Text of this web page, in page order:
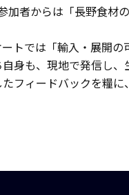
加者からは「長野食材
トでは「輸入・展開の
身も、現地で発信し、
たフィードバックを糧